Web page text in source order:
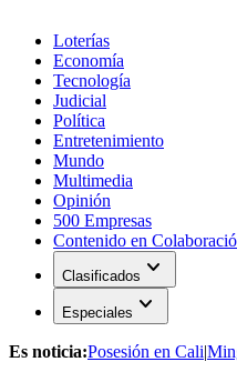
Loterías
Economía
Tecnología
Judicial
Política
Entretenimiento
Mundo
Multimedia
Opinión
500 Empresas
Contenido en
Clasificados expand_more
Especiales expand_more
Es noticia:Posesión en Cali|